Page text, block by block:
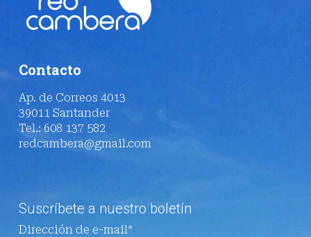
Contacto
Ap. de Correos 4013
39011 Santander
Tel.: 608 137 582
redcambera@gmail.com
Suscríbete a nuestro boletín
Dirección de e-mail*